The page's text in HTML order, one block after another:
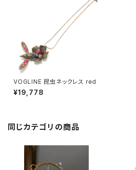
VOGLINE 昆虫ネックレス red
¥19,778
同じカテゴリの商品